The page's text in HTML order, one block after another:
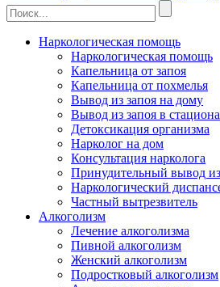
Наркологическая помощь
Наркологическая помощь
Капельница от запоя
Капельница от похмелья
Вывод из запоя на дому
Вывод из запоя в
Детоксикация организма
Нарколог на дом
Консультация нарколога
Принудительный вывод
Наркологический
Частный вытрезвитель
Алкоголизм
Лечение алкоголизма
Пивной алкоголизм
Женский алкоголизм
Подростковый алкоголизм